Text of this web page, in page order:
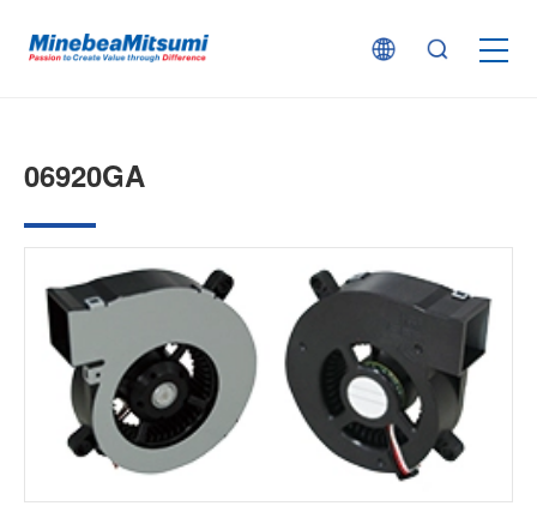
行业解决方案
技术支持
新闻
06920GA